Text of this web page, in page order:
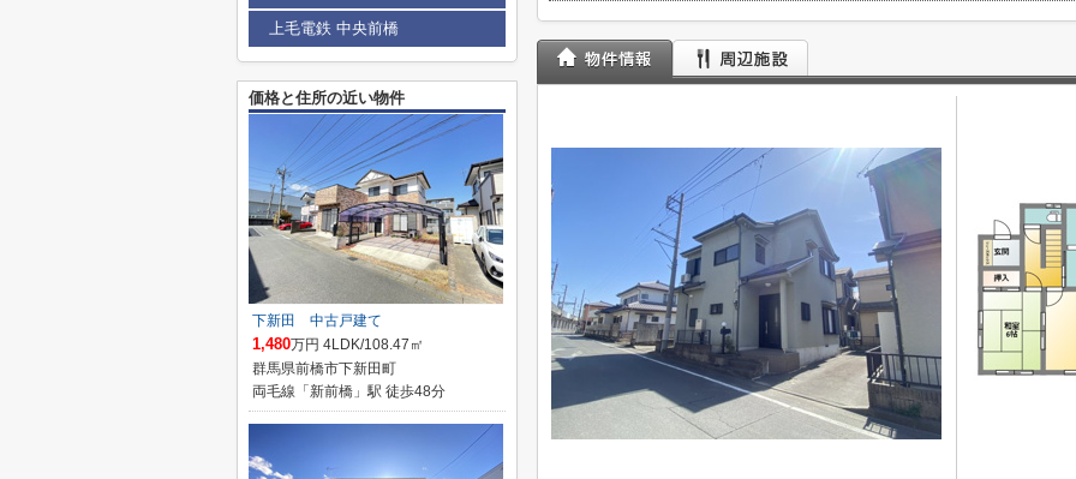
上毛電鉄 中央前橋
価格と住所の近い物件
下新田 中古戸建て
1,480万円 4LDK/108.47㎡
群馬県前橋市下新田町
両毛線「新前橋」駅 徒歩48分